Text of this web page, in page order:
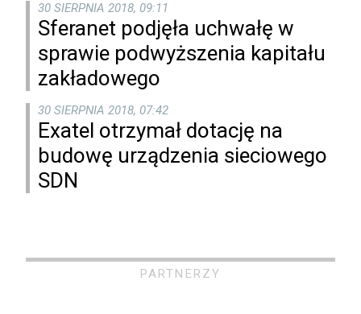
30 SIERPNIA 2018, 09:11
Sferanet podjęła uchwałę w
sprawie podwyższenia kapitału
zakładowego
30 SIERPNIA 2018, 07:42
Exatel otrzymał dotację na
budowę urządzenia sieciowego
SDN
PARTNERZY